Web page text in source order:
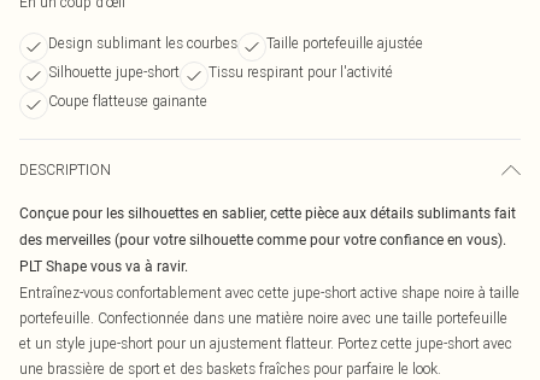
Design sublimant les courbes
Taille portefeuille ajustée
Silhouette jupe-short
Tissu respirant pour l'activité
Coupe flatteuse gainante
DESCRIPTION
Conçue pour les silhouettes en sablier, cette pièce aux détails sublimants fait
des merveilles (pour votre silhouette comme pour votre confiance en vous).
PLT Shape vous va à ravir.
Entraînez-vous confortablement avec cette jupe-short active shape noire à taille
portefeuille. Confectionnée dans une matière noire avec une taille portefeuille
et un style jupe-short pour un ajustement flatteur. Portez cette jupe-short avec
une brassière de sport et des baskets fraîches pour parfaire le look.